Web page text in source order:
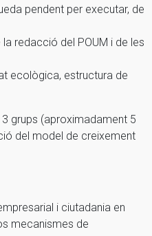
pendent per executar, de
redacció del POUM i de les
ecològica, estructura de
grups (aproximadament 5
del model de creixement
i ciutadania en
mecanismes de